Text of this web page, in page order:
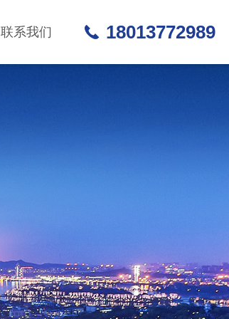
联系我们 18013772989